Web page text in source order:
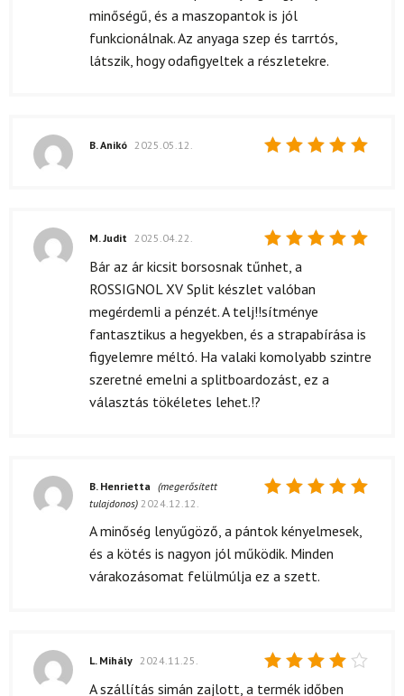
minőségű, és a maszopantok is jól
funkcionálnak. Az anyaga szep és tarrtós,
látszik, hogy odafigyeltek a részletekre.
B. Anikó 2025.05.12.
Értékelés:
/ 5
M. Judit 2025.04.22.
Bár az ár kicsit borsosnak tűnhet, a
ROSSIGNOL XV Split készlet valóban
megérdemli a pénzét. A telj!!sítménye
fantasztikus a hegyekben, és a strapabírása is
figyelemre méltó. Ha valaki komolyabb szintre
szeretné emelni a splitboardozást, ez a
választás tökéletes lehet.!?
5/ 5
B. Henrietta (megerősített
tulajdonos) 2024.12.12.
A minőség lenyűgöző, a pántok kényelmesek,
és a kötés is nagyon jól működik. Minden
várakozásomat felülmúlja ez a szett.
Értékelés:
L. Mihály 2024.11.25.
A szállítás simán zajlott, a termék időben